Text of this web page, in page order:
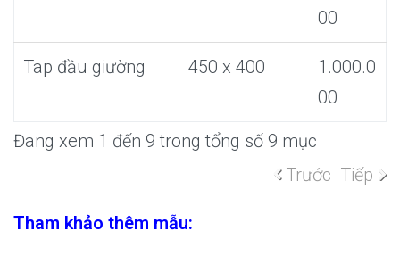
00
Tap đầu giường 450 x 400
1.000.0
00
Đang xem 1 đến 9 trong tổng số 9 mục
Trước Tiếp
Tham khảo thêm mẫu: